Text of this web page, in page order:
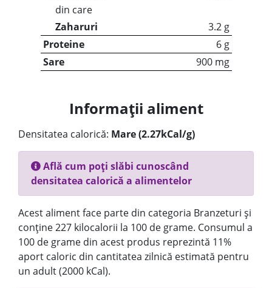
din care
Zaharuri
3.2 g
Proteine
6 g
Sare
900 mg
Informații aliment
Densitatea calorică: Mare (2.27kCal/g)
Află cum poți slăbi cunoscând
densitatea calorică a alimentelor
Acest aliment face parte din categoria Branzeturi și
conține 227 kilocalorii la 100 de grame. Consumul a
100 de grame din acest produs reprezintă 11%
aport caloric din cantitatea zilnică estimată pentru
un adult (2000 kCal).